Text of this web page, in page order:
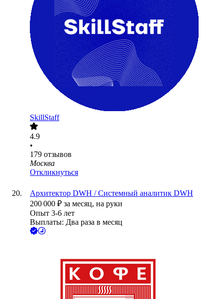
SkillStaff
4.9
•
179 отзывов
Москва
Откликнуться
Архитектор DWH / Системный аналитик DWH
200 000 ₽ за месяц, на руки
Опыт 3-6 лет
Выплаты: Два раза в месяц